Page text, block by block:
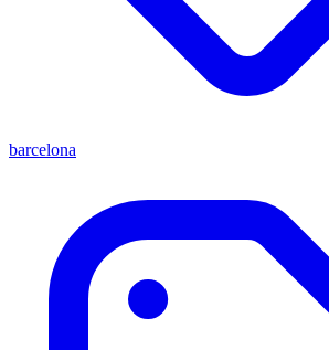
barcelona